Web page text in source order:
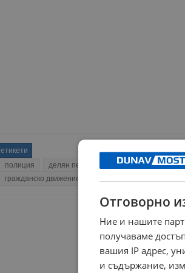
етикети
полиция
делян пеевски прокуратура
дпс
гражданско движение
Отговорно
Ние и нашите
получаваме
вашия IP адрес,
и съдържание,